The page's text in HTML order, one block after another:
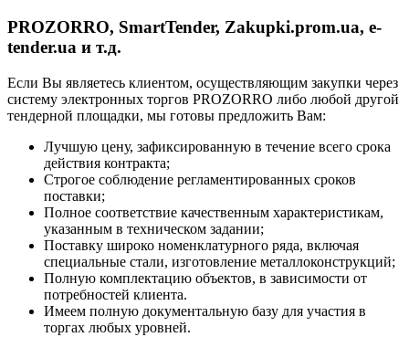
PROZORRO, SmartTender, Zakupki.prom.ua, e-
tender.ua и т.д.
Если Вы являетесь клиентом, осуществляющим закупки через
систему электронных торгов PROZORRO либо любой другой
тендерной площадки, мы готовы предложить Вам:
Лучшую цену, зафиксированную в течение всего срока
действия контракта;
Строгое соблюдение регламентированных сроков
поставки;
Полное соответствие качественным характеристикам,
указанным в техническом задании;
Поставку широко номенклатурного ряда, включая
специальные стали, изготовление металлоконструкций;
Полную комплектацию объектов, в зависимости от
потребностей клиента.
Имеем полную документальную базу для участия в
торгах любых уровней.